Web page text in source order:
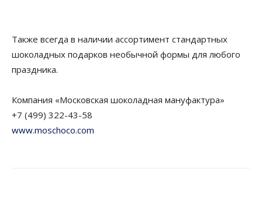
Также всегда в наличии ассортимент стандартных
шоколадных подарков необычной формы для любого
праздника.
Компания «Московская шоколадная мануфактура»
+7 (499) 322-43-58
www.moschoco.com